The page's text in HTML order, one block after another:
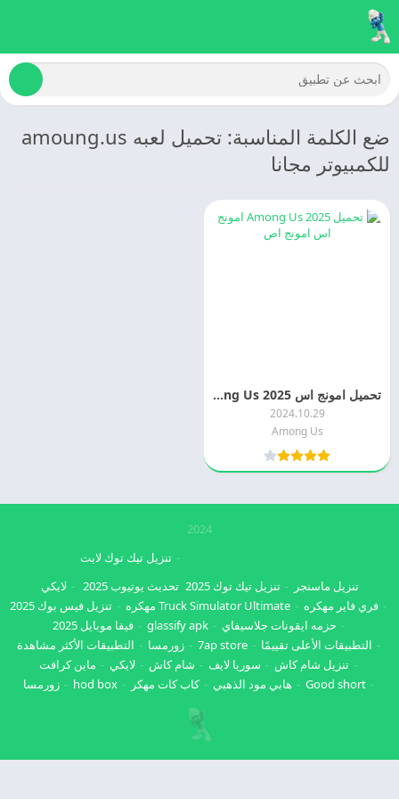
ضع الكلمة المناسبة: تحميل لعبه amoung.us
للكمبيوتر مجانا
تحميل امونج اس 2025 Amoung Us اخر اصدار مجانا
2024.10.29
Among Us
2024
تنزيل ماسنجر تنزيل تيك توك 2025
تنزيل تيك توك لايت
تحديث يوتيوب 2025
لايكي
فري فاير مهكره
Truck Simulator Ultimate مهكره
تنزيل فيس بوك 2025
حزمه ايقونات جلاسيفاي
glassify apk
فيفا موبايل 2025
التطبيقات الأعلى تقييمًا
7ap store زورمسا
التطبيقات الأكثر مشاهدة
تنزيل شام كاش
سوريا لايف شام كاش لايكي
ماين كرافت
Good short
هابي مود الذهبي كاب كات مهكر hod box زورمسا